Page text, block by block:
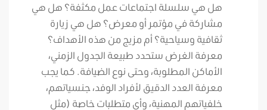
هل هي سلسلة اجتماعات عمل مكثفة؟ هل هي
مشاركة في مؤتمر أو معرض؟ هل هي زيارة
ثقافية وسياحية؟ أم مزيج من هذه الأهداف؟
معرفة الغرض ستحدد طبيعة الجدول الزمني،
الأماكن المطلوبة، وحتى نوع الضيافة. كما يجب
معرفة العدد الدقيق لأفراد الوفد، جنسياتهم،
خلفياتهم المهنية، وأي متطلبات خاصة (مثل